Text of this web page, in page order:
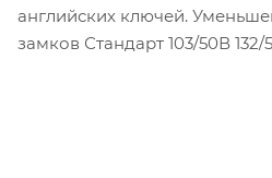
английских ключей.
замков Стандарт 103/50В 132/